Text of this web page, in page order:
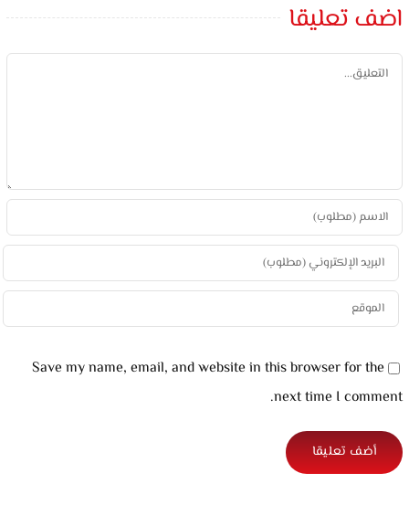
اضف تعليقا
تعليق
Save my name, email, and website in this browser for the
next time I comment.